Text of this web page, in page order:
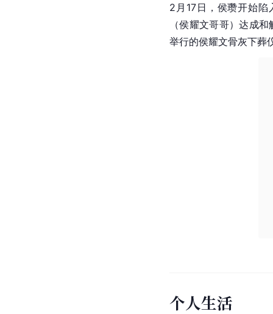
2月17日，侯瓒开始
（侯耀文哥哥）达成和
举行的侯耀文骨灰下葬
个人生活